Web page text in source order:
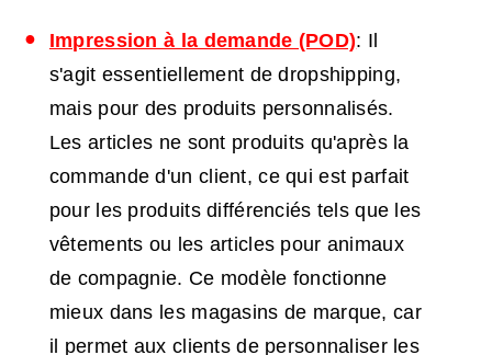
Impression à la demande (POD): Il
s'agit essentiellement de dropshipping,
mais pour des produits personnalisés.
Les articles ne sont produits qu'après la
commande d'un client, ce qui est parfait
pour les produits différenciés tels que les
vêtements ou les articles pour animaux
de compagnie. Ce modèle fonctionne
mieux dans les magasins de marque, car
il permet aux clients de personnaliser les